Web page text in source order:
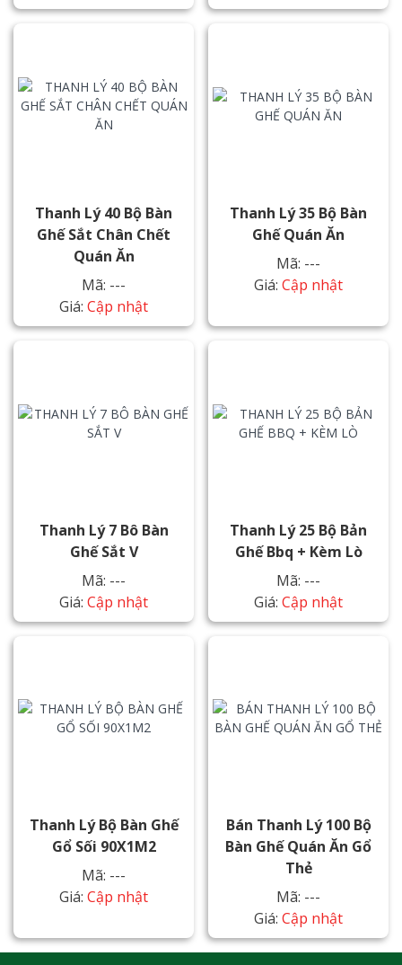
Thanh Lý 40 Bộ Bàn
Ghế Sắt Chân Chết
Quán Ăn
Mã: ---
Giá: Cập nhật
Thanh Lý 35 Bộ Bàn
Ghế Quán Ăn
Mã: ---
Giá: Cập nhật
Thanh Lý 7 Bô Bàn
Ghế Sắt V
Mã: ---
Giá: Cập nhật
Thanh Lý 25 Bộ Bản
Ghế Bbq + Kèm Lò
Mã: ---
Giá: Cập nhật
Thanh Lý Bộ Bàn Ghế
Gổ Sối 90X1M2
Mã: ---
Giá: Cập nhật
Bán Thanh Lý 100 Bộ
Bàn Ghế Quán Ăn Gổ
Thẻ
Mã: ---
Giá: Cập nhật